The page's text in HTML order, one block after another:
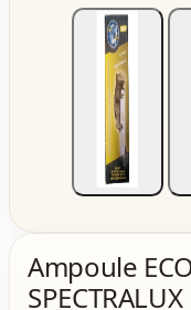
Ampoule
SPECTRALUX